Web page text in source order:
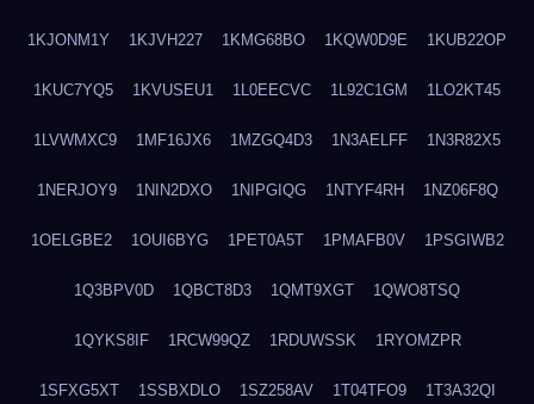
1KJONM1Y 1KJVH227 1KMG68BO 1KQW0D9E 1KUB22OP
1KUC7YQ5 1KVUSEU1 1L0EECVC 1L92C1GM 1LO2KT45
1LVWMXC9 1MF16JX6 1MZGQ4D3 1N3AELFF 1N3R82X5
1NERJOY9 1NIN2DXO 1NIPGIQG 1NTYF4RH 1NZ06F8Q
1OELGBE2 1OUI6BYG 1PET0A5T 1PMAFB0V 1PSGIWB2
1Q3BPV0D 1QBCT8D3 1QMT9XGT 1QWO8TSQ
1QYKS8IF 1RCW99QZ 1RDUWSSK 1RYOMZPR
1SFXG5XT 1SSBXDLO 1SZ258AV 1T04TFO9 1T3A32QI